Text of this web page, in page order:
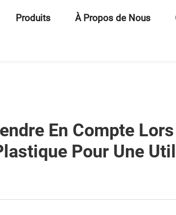
Produits À Propos de Nous
En Compte
Pour Une